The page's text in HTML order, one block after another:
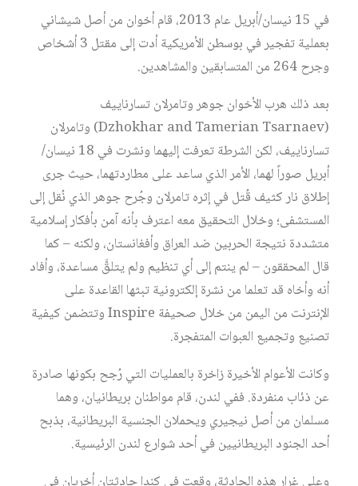
في 15 نيسان/أبريل عام 2013، قام أخوان من أصل شيشاني
بعملية تفجير في بوسطن الأمريكية أدت إلى مقتل 3 أشخاص
وجرح 264 من المتسابقين والمشاهدين.
بعد ذلك هرب الأخوان جوهر وتامرلان تسارناييف
(Dzhokhar and Tamerian Tsarnaev) وتامرلان
تسارناييف، لكن الشرطة تعرفت إليهما ونشرت في 18 نيسان/
أبريل صوراً لهما، الأمر الذي ساعد على مطاردتهما، حيث جرى
إطلاق نار كثيف قُتل في إثره تامرلان وجُرح جوهر الذي نُقل إلى
المستشفى؛ وخلال التحقيق معه اعترف بأنه آمن بأفكار إسلامية
متشددة نتيجة الحربين ضد العراق وأفغانستان، ولكنه – كما
قال المحققون – لم ينتم إلى أي تنظيم ولم يتلقَّ مساعدة، وأفاد
أنه وأخاه قد تعلما من نشرة إلكترونية تبثها القاعدة على
الإنترنت من اليمن من خلال صحيفة Inspire وتتضمن كيفية
تصنیع وتجمیع العبوات المتفجرة.
وكانت الأعوام الأخيرة زاخرة بالعمليات التي رُجح بكونها صادرة
عن ذئاب منفردة. ففي لندن، قام مواطنان بريطانيان، وهما
مسلمان من أصل نيجيري ويحملان الجنسية البريطانية، بذبح
أحد الجنود البريطانيين في أحد شوارع لندن الرئيسية.